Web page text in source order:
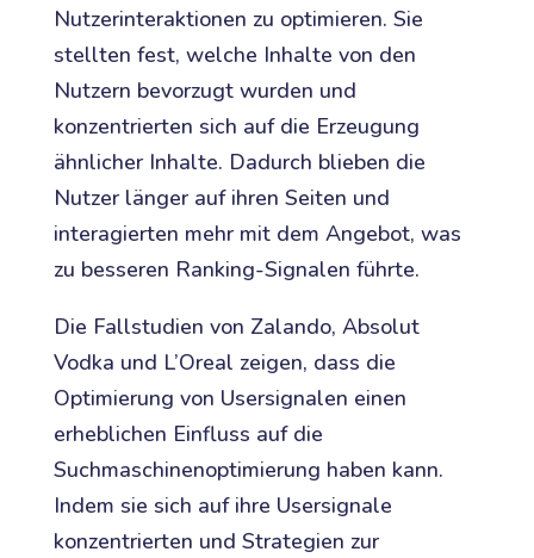
Nutzerinteraktionen zu optimieren. Sie
stellten fest, welche Inhalte von den
Nutzern bevorzugt wurden und
konzentrierten sich auf die Erzeugung
ähnlicher Inhalte. Dadurch blieben die
Nutzer länger auf ihren Seiten und
interagierten mehr mit dem Angebot, was
zu besseren Ranking-Signalen führte.
Die Fallstudien von Zalando, Absolut
Vodka und L’Oreal zeigen, dass die
Optimierung von Usersignalen einen
erheblichen Einfluss auf die
Suchmaschinenoptimierung haben kann.
Indem sie sich auf ihre Usersignale
konzentrierten und Strategien zur